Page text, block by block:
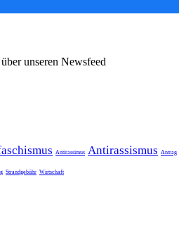
unseren Newsfeed
Antirassimus Antirassismus Antrag
Strandgebühr Wirtschaft